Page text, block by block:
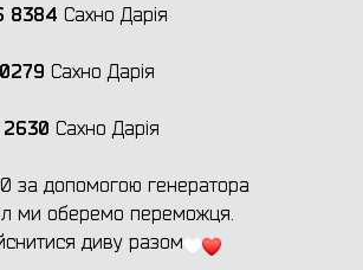
8384 Сахно Дарія
Сахно Дарія
Сахно Дарія
за допомогою генератора
ми оберемо переможця.
диву разом